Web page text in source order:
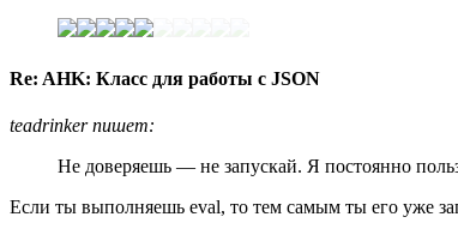
Re: AHK: Класс для работы с JSON
teadrinker пишет:
Не доверяешь — не запускай. Я постоянно
Если ты выполняешь eval, то тем самым ты его уже